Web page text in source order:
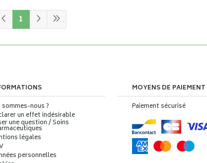
1
sommes-nous ?
un effet indésirable
une question / Soins
légales
personnelles
MOYENS DE PAIEMENT
Paiement sécurisé